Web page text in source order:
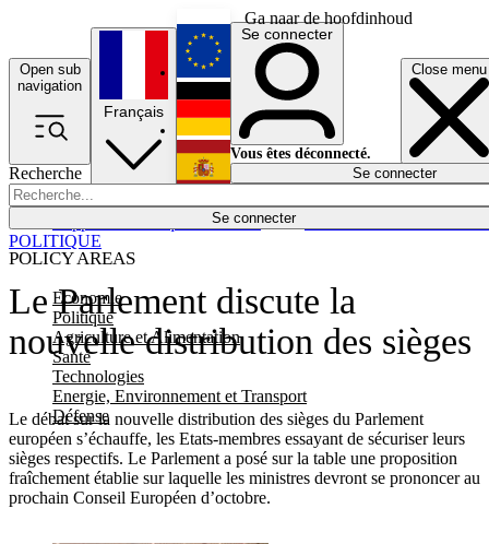
Ga naar de hoofdinhoud
Open sub
navigation
Close menu
Recherche
Se connecter
POLICY AREAS
Economie
Politique
Agriculture et Alimentation
Santé
Technologies
Energie, Environnement et Transport
Défense
Économie
Français
English
Deutsch
Español
Se connecter
Vous êtes déconnecté.
Se connecter
Le Parlement discute la
nouvelle distribution des sièges
Le débat sur la nouvelle distribution des sièges du Parlement
européen s’échauffe, les Etats-membres essayant de sécuriser leurs
sièges respectifs. Le Parlement a posé sur la table une proposition
fraîchement établie sur laquelle les ministres devront se prononcer au
prochain Conseil Européen d’octobre.
POLITIQUE